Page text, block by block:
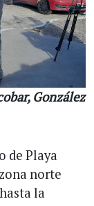
González
de Playa
norte
la